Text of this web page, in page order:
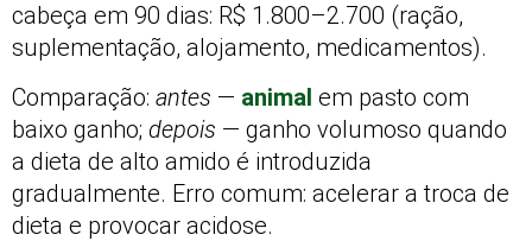
cabeça em 90 dias: R$ 1.800–2.700 (ração,
suplementação, alojamento, medicamentos).
Comparação: antes — animal em pasto com
baixo ganho; depois — ganho volumoso quando
a dieta de alto amido é introduzida
gradualmente. Erro comum: acelerar a troca de
dieta e provocar acidose.